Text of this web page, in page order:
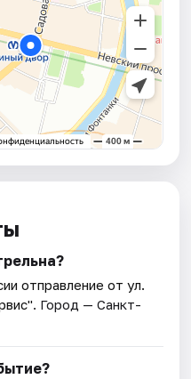
отправление от ул.
. Город — Санкт-